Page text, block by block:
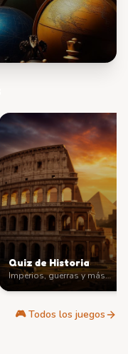
Quiz de Historia
Imperios, guerras y más…
🎮Todos los juegos